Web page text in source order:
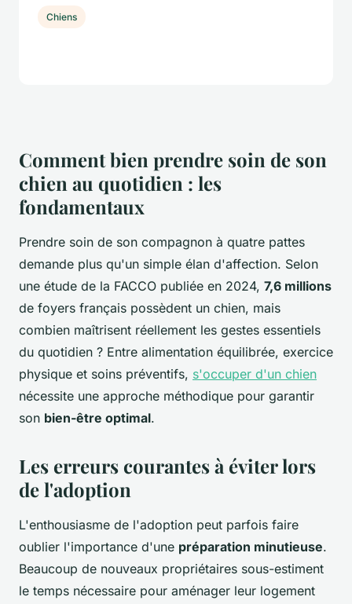
Comment bien prendre soin de son
chien au quotidien : les
fondamentaux
Prendre soin de son compagnon à quatre pattes
demande plus qu'un simple élan d'affection. Selon
une étude de la FACCO publiée en 2024, 7,6 millions
de foyers français possèdent un chien, mais
combien maîtrisent réellement les gestes essentiels
du quotidien ? Entre alimentation équilibrée, exercice
physique et soins préventifs, s'occuper d'un chien
nécessite une approche méthodique pour garantir
son bien-être optimal.
Les erreurs courantes à éviter lors
de l'adoption
L'enthousiasme de l'adoption peut parfois faire
oublier l'importance d'une préparation minutieuse.
Beaucoup de nouveaux propriétaires sous-estiment
le temps nécessaire pour aménager leur logement
Chiens